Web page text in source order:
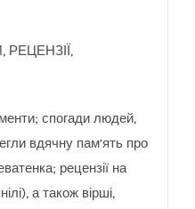
спогади людей,
вдячну пам’ять про
рецензії на
а також вірші,